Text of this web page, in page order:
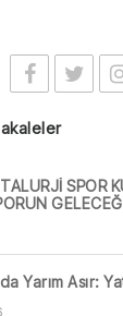
SPOR
Yarım Asır: